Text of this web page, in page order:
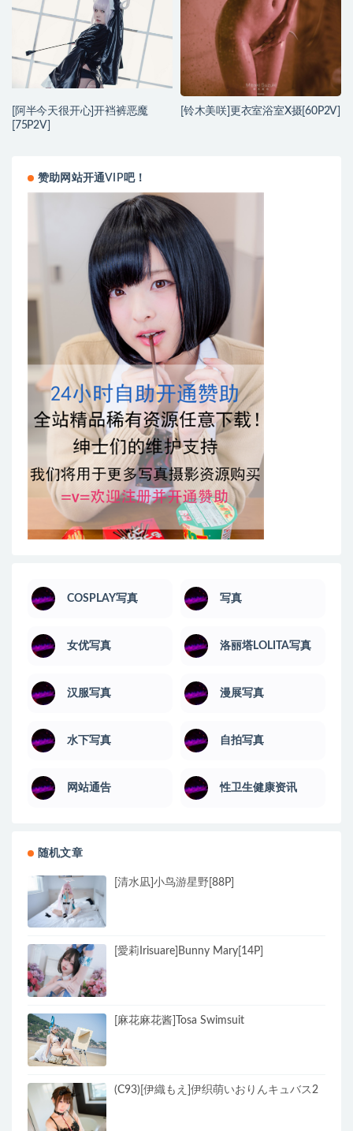
[阿半今天很开心]开裆裤恶魔
[75P2V]
[铃木美咲]更衣室浴室X摄[60P2V]
赞助网站开通VIP吧！
COSPLAY写真 写真
女优写真 洛丽塔LOLITA写真
汉服写真 漫展写真
水下写真 自拍写真
网站通告 性卫生健康资讯
随机文章
[清水凪]小鸟游星野[88P]
[愛莉Irisuare]Bunny Mary[14P]
[麻花麻花酱]Tosa Swimsuit
(C93)[伊織もえ]伊织萌いおりんキュバス2